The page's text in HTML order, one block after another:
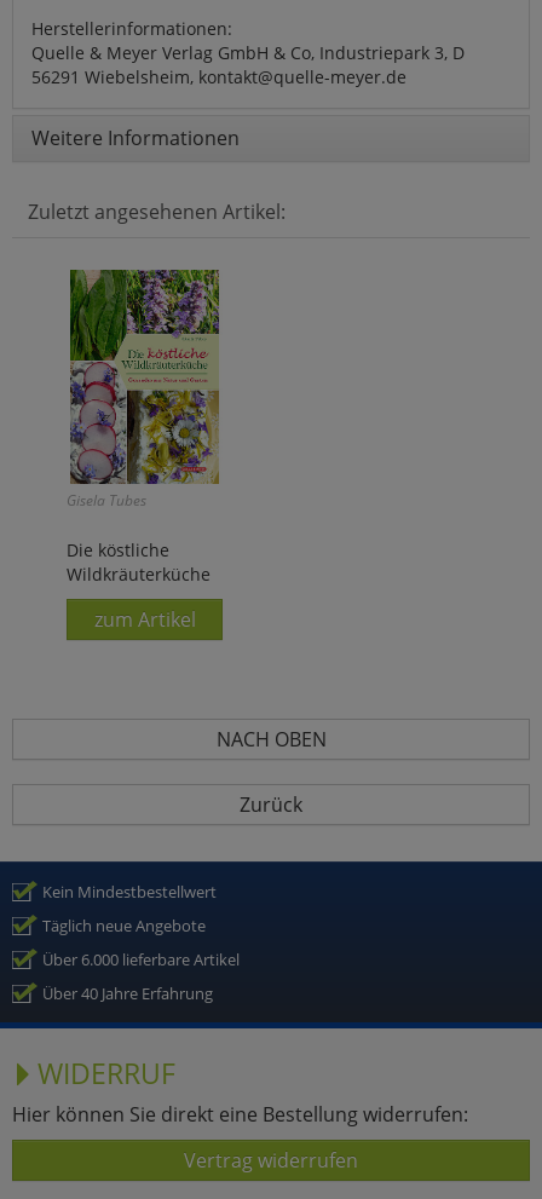
Herstellerinformationen:
Quelle & Meyer Verlag GmbH & Co, Industriepark 3, D
56291 Wiebelsheim, kontakt@quelle-meyer.de
Weitere Informationen
Zuletzt angesehenen Artikel:
Gisela Tubes
Die köstliche
Wildkräuterküche
zum Artikel
NACH OBEN
Zurück
Kein Mindestbestellwert
Täglich neue Angebote
Über 6.000 lieferbare Artikel
Über 40 Jahre Erfahrung
WIDERRUF
Hier können Sie direkt eine Bestellung widerrufen:
Vertrag widerrufen